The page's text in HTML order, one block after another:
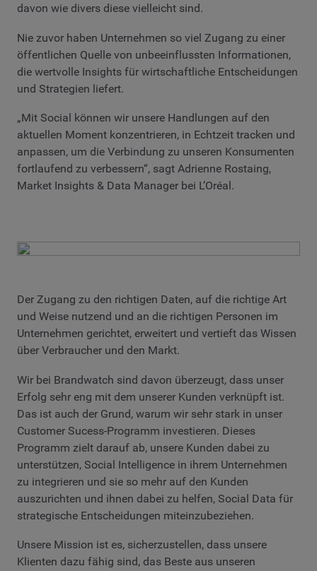
davon wie divers diese vielleicht sind.
Nie zuvor haben Unternehmen so viel Zugang zu einer
öffentlichen Quelle von unbeeinflussten Informationen,
die wertvolle Insights für wirtschaftliche Entscheidungen
und Strategien liefert.
„Mit Social können wir unsere Handlungen auf den
aktuellen Moment konzentrieren, in Echtzeit tracken und
anpassen, um die Verbindung zu unseren Konsumenten
fortlaufend zu verbessern“, sagt Adrienne Rostaing,
Market Insights & Data Manager bei L’Oréal.
Der Zugang zu den richtigen Daten, auf die richtige Art
und Weise nutzend und an die richtigen Personen im
Unternehmen gerichtet, erweitert und vertieft das Wissen
über Verbraucher und den Markt.
Wir bei Brandwatch sind davon überzeugt, dass unser
Erfolg sehr eng mit dem unserer Kunden verknüpft ist.
Das ist auch der Grund, warum wir sehr stark in unser
Customer Sucess-Programm investieren. Dieses
Programm zielt darauf ab, unsere Kunden dabei zu
unterstützen, Social Intelligence in ihrem Unternehmen
zu integrieren und sie so mehr auf den Kunden
auszurichten und ihnen dabei zu helfen, Social Data für
strategische Entscheidungen miteinzubeziehen.
Unsere Mission ist es, sicherzustellen, dass unsere
Klienten dazu fähig sind, das Beste aus unseren